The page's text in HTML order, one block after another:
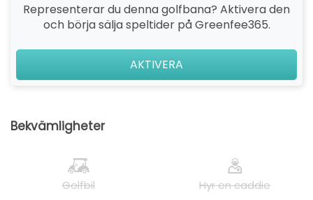
Representerar du denna golfbana? Aktivera den
och börja sälja speltider på Greenfee365.
AKTIVERA
Bekvämligheter
Golfbil Hyr en caddie